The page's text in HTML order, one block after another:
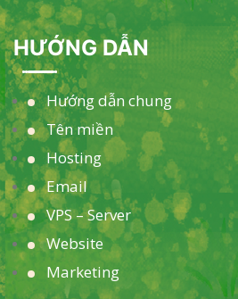
HƯỚNG DẪN
Hướng dẫn chung
Tên miền
Hosting
Email
VPS – Server
Website
Marketing